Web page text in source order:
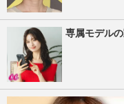
専属モデル